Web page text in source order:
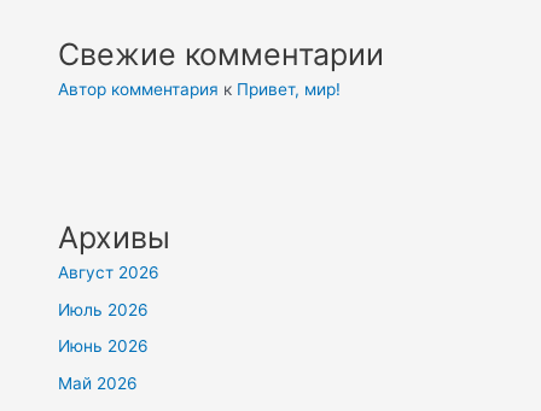
Свежие комментарии
Автор комментария к Привет, мир!
Архивы
Август 2026
Июль 2026
Июнь 2026
Май 2026